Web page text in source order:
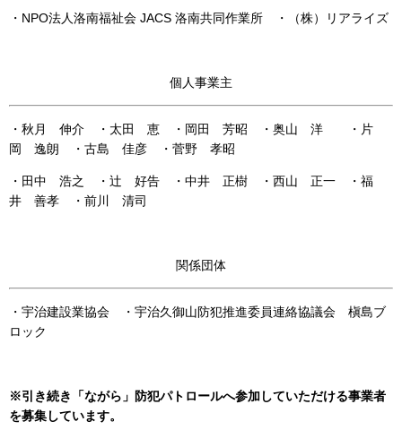
・NPO法人洛南福祉会 JACS 洛南共同作業所 ・（株）リアライズ
個人事業主
・秋月 伸介 ・太田 恵 ・岡田 芳昭 ・奥山 洋 ・片
岡 逸朗 ・古島 佳彦 ・菅野 孝昭
・田中 浩之 ・辻 好告 ・中井 正樹 ・西山 正一 ・福
井 善孝 ・前川 清司
関係団体
・宇治建設業協会 ・宇治久御山防犯推進委員連絡協議会 槇島ブ
ロック
※引き続き「ながら」防犯パトロールへ参加していただける事業者
を募集しています。